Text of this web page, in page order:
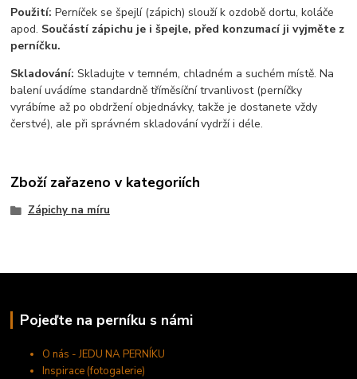
Použití:Perníček se špejlí (zápich) slouží k ozdobě dortu, koláče
apod. Součástí zápichu je i špejle, před konzumací ji vyjměte z
perníčku.
Skladování: Skladujte v temném, chladném a suchém místě. Na
balení uvádíme standardně tříměsíční trvanlivost (perníčky
vyrábíme až po obdržení objednávky, takže je dostanete vždy
čerstvé), ale při správném skladování vydrží i déle.
Zboží zařazeno v kategoriích
Zápichy na míru
Pojeďte na perníku s námi
O nás - JEDU NA PERNÍKU
Inspirace (fotogalerie)